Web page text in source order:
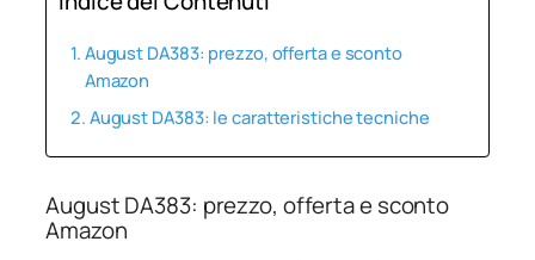
August DA383: prezzo, offerta e sconto
Amazon
August DA383: le caratteristiche tecniche
August DA383: prezzo, offerta e sconto
Amazon